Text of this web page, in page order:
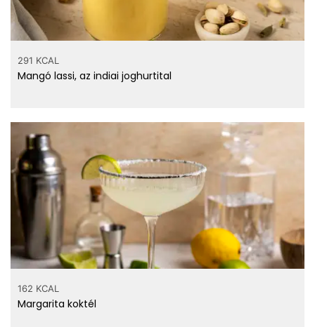
291 KCAL
Mangó lassi, az indiai joghurtital
162 KCAL
Margarita koktél